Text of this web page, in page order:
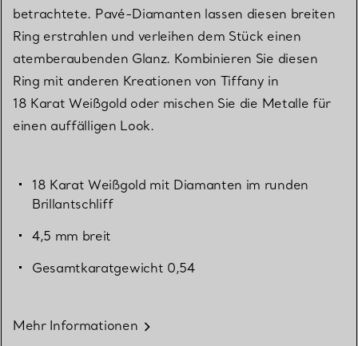
betrachtete. Pavé-Diamanten lassen diesen breiten
Ring erstrahlen und verleihen dem Stück einen
atemberaubenden Glanz. Kombinieren Sie diesen
Ring mit anderen Kreationen von Tiffany in
18 Karat Weißgold oder mischen Sie die Metalle für
einen auffälligen Look.
18 Karat Weißgold mit Diamanten im runden
Brillantschliff
4,5 mm breit
Gesamtkaratgewicht 0,54
Mehr Informationen